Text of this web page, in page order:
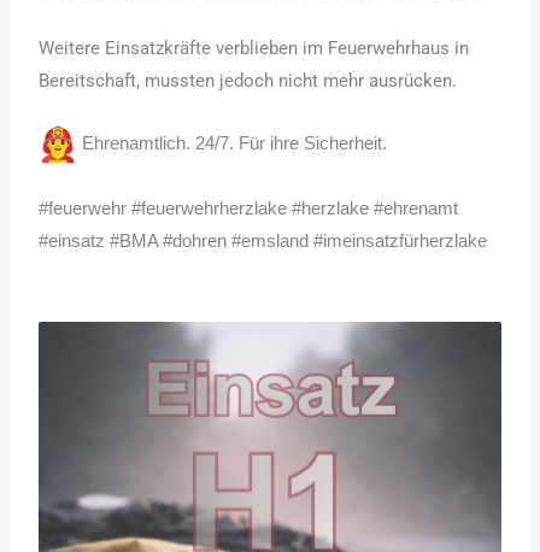
Weitere Einsatzkräfte verblieben im Feuerwehrhaus in
Bereitschaft, mussten jedoch nicht mehr ausrücken.
Ehrenamtlich. 24/7. Für ihre Sicherheit.
#feuerwehr #feuerwehrherzlake #herzlake #ehrenamt
#einsatz #BMA #dohren #emsland #imeinsatzfürherzlake